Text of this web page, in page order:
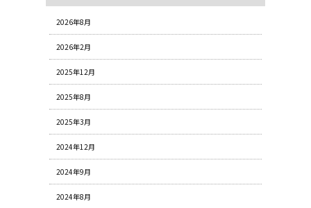
2026年8月
2026年2月
2025年12月
2025年8月
2025年3月
2024年12月
2024年9月
2024年8月